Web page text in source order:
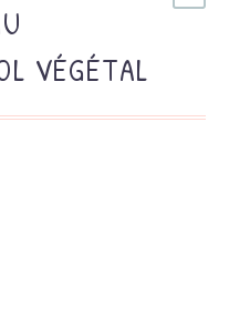
VÉGÉTAL